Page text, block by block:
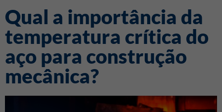
Qual a importância da
temperatura crítica do
aço para construção
mecânica?